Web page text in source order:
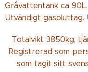
Gråvattentank ca
Utvändigt gasoluttag.
Totalvikt 3850kg,
Registrerad som
som tagit sitt